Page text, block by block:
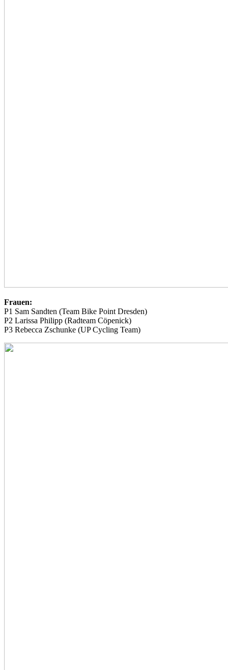
Frauen:
P1 Sam Sandten (Team Bike Point Dresden)
P2 Larissa Philipp (Radteam Cöpenick)
P3 Rebecca Zschunke (UP Cycling Team)